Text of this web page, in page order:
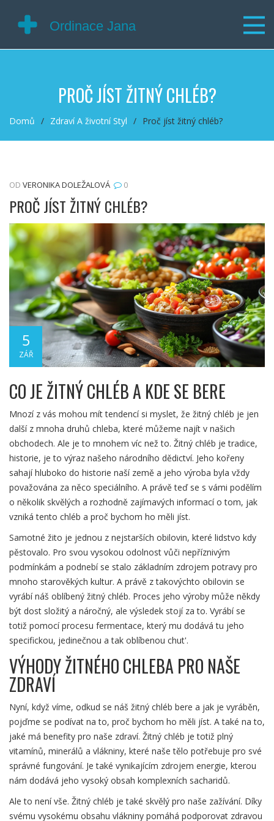
PROČ JÍST ŽITNÝ CHLÉB?
Domů Zdraví A životní Styl Proč jíst žitný chléb?
OD VERONIKA DOLEŽALOVÁ 0
PROČ JÍST ŽITNÝ CHLÉB?
5
ZÁŘ
CO JE ŽITNÝ CHLÉB A KDE SE BERE
Mnozí z vás mohou mít tendencí si myslet, že žitný chléb je jen
další z mnoha druhů chleba, které můžeme najít v našich
obchodech. Ale je to mnohem víc než to. Žitný chléb je tradice,
historie, je to výraz našeho národního dědictví. Jeho kořeny
sahají hluboko do historie naší země a jeho výroba byla vždy
považována za něco speciálního. A právě teď se s vámi podělím
o několik skvělých a rozhodně zajímavých informací o tom, jak
vzniká tento chléb a proč bychom ho měli jíst.
Samotné žito je jednou z nejstarších obilovin, které lidstvo kdy
pěstovalo. Pro svou vysokou odolnost vůči nepříznivým
podmínkám a podnebí se stalo základním zdrojem potravy pro
mnoho starověkých kultur. A právě z takovýchto obilovin se
vyrábí náš oblíbený žitný chléb. Proces jeho výroby může někdy
být dost složitý a náročný, ale výsledek stojí za to. Vyrábí se
totiž pomocí procesu fermentace, který mu dodává tu jeho
specifickou, jedinečnou a tak oblíbenou chut'.
VÝHODY ŽITNÉHO CHLEBA PRO NAŠE
ZDRAVÍ
Nyní, když víme, odkud se náš žitný chléb bere a jak je vyráběn,
pojďme se podívat na to, proč bychom ho měli jíst. A také na to,
jaké má benefity pro naše zdraví. Žitný chléb je totiž plný
vitamínů, minerálů a vlákniny, které naše tělo potřebuje pro své
správné fungování. Je také vynikajícím zdrojem energie, kterou
nám dodává jeho vysoký obsah komplexních sacharidů.
Ale to není vše. Žitný chléb je také skvělý pro naše zažívání. Díky
svému vysokému obsahu vlákniny pomáhá podporovat zdravou